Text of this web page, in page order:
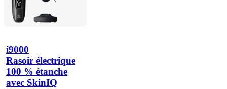
i9000
Rasoir électrique
100 % étanche
avec SkinIQ